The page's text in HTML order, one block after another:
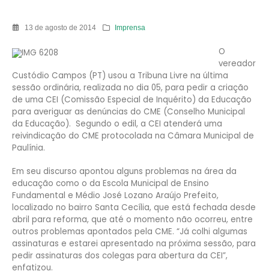
13 de agosto de 2014 Imprensa
O
vereador
Custódio Campos (PT) usou a Tribuna Livre na última
sessão ordinária, realizada no dia 05, para pedir a criação
de uma CEI (Comissão Especial de Inquérito) da Educação
para averiguar as denúncias do CME (Conselho Municipal
da Educação). Segundo o edil, a CEI atenderá uma
reivindicação do CME protocolada na Câmara Municipal de
Paulínia.
Em seu discurso apontou alguns problemas na área da
educação como o da Escola Municipal de Ensino
Fundamental e Médio José Lozano Araújo Prefeito,
localizado no bairro Santa Cecília, que está fechada desde
abril para reforma, que até o momento não ocorreu, entre
outros problemas apontados pela CME. “Já colhi algumas
assinaturas e estarei apresentado na próxima sessão, para
pedir assinaturas dos colegas para abertura da CEI”,
enfatizou.